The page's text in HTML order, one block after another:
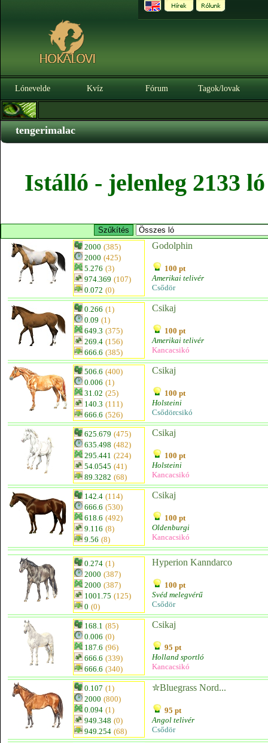
Lónevelde Kvíz Fórum Tagok/lovak
tengerimalac
Istálló - jelenleg 2133
2000 (385)
2000 (425)
5.276 (3)
974.369 (107)
0.072 (0)
Godolphin
100 pt
Amerikai telivér
Csődör
0.266 (1)
0.09 (1)
649.3 (375)
269.4 (156)
666.6 (385)
Csikaj
100 pt
Amerikai telivér
Kancacsikó
506.6 (400)
0.006 (1)
31.02 (25)
140.3 (111)
666.6 (526)
Csikaj
100 pt
Holsteini
Csődörcsikó
625.679 (475)
635.498 (482)
295.441 (224)
54.0545 (41)
89.3282 (68)
Csikaj
100 pt
Holsteini
Kancacsikó
142.4 (114)
666.6 (530)
618.6 (492)
9.116 (8)
9.56 (8)
Csikaj
100 pt
Oldenburgi
Kancacsikó
0.274 (1)
2000 (387)
2000 (387)
1001.75 (125)
0 (0)
Hyperion Kanndarco
100 pt
Svéd melegvérű
Csődör
168.1 (85)
0.006 (0)
187.6 (96)
666.6 (339)
666.6 (340)
Csikaj
95 pt
Holland sportló
Kancacsikó
0.107 (1)
2000 (800)
0.094 (1)
949.348 (0)
949.254 (68)
✮Bluegrass Nord...
95 pt
Angol telivér
Csődör